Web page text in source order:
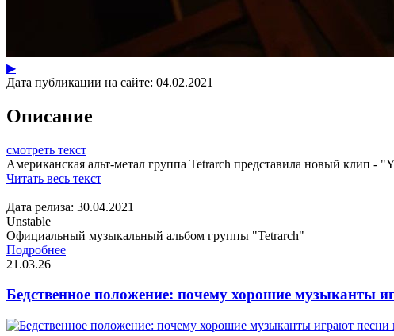
▶
Дата публикации на сайте: 04.02.2021
Описание
смотреть текст
Американская альт-метал группа Tetrarch представила новый клип -
Читать весь текст
Дата релиза: 30.04.2021
Unstable
Официальный музыкальный альбом группы "Tetrarch"
Подробнее
21.03.26
Бедственное положение: почему хорошие музыканты